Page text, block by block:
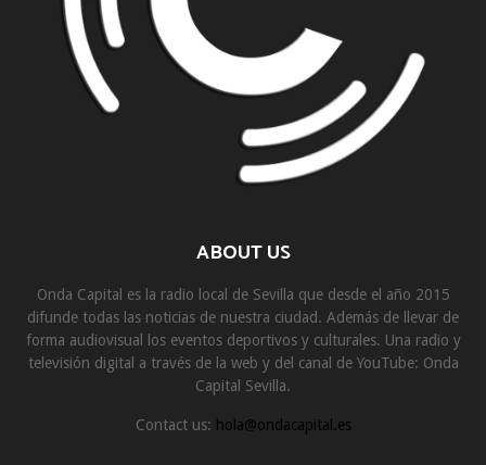
ABOUT US
Onda Capital es la radio local de Sevilla que desde el año 2015
difunde todas las noticias de nuestra ciudad. Además de llevar de
forma audiovisual los eventos deportivos y culturales. Una radio y
televisión digital a través de la web y del canal de YouTube: Onda
Capital Sevilla.
Contact us: hola@ondacapital.es